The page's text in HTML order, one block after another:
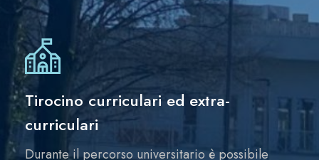
Tirocino curriculari ed extra-
curriculari
Durante il percorso universitario è possibile